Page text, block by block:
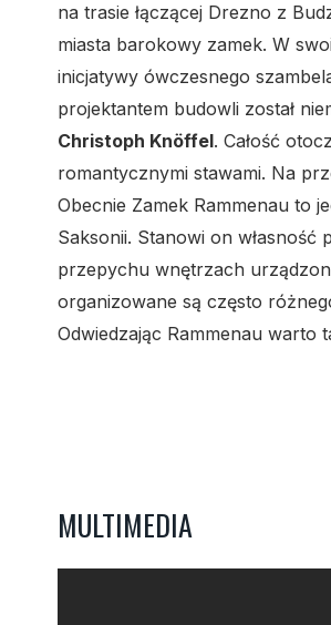
na trasie łączącej Drezno z
miasta barokowy zamek. W
inicjatywy ówczesnego
projektantem budowli został
Christoph Knöffel. Całość
romantycznymi stawami. Na
Obecnie Zamek Rammenau to
Saksonii. Stanowi on własność
przepychu wnętrzach
organizowane są często
Odwiedzając Rammenau warto
MULTIMEDIA